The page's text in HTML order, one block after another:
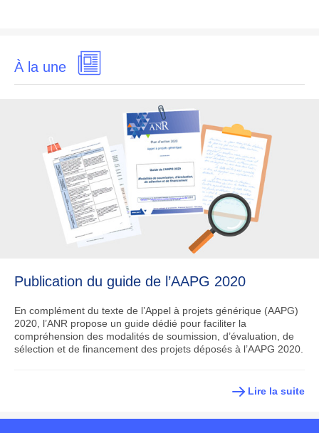
À la une
Publication du guide de l’AAPG 2020
En complément du texte de l’Appel à projets générique (AAPG)
2020, l’ANR propose un guide dédié pour faciliter la
compréhension des modalités de soumission, d’évaluation, de
sélection et de financement des projets déposés à l’AAPG 2020.
Lire la suite